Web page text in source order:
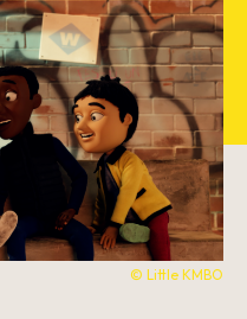
© Little KMBO